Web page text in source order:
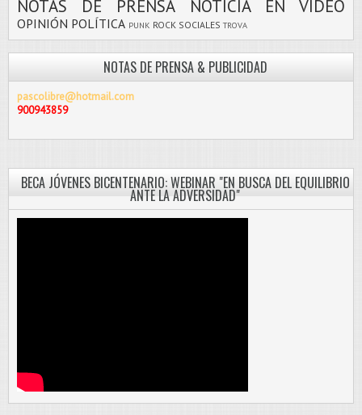
NOTAS DE PRENSA
NOTICIA EN VIDEO
OPINIÓN POLÍTICA PUNK ROCK SOCIALES TROVA
NOTAS DE PRENSA & PUBLICIDAD
pascolibre@hotmail.com
900943859
BECA JÓVENES BICENTENARIO: WEBINAR "EN BUSCA DEL EQUILIBRIO
ANTE LA ADVERSIDAD"